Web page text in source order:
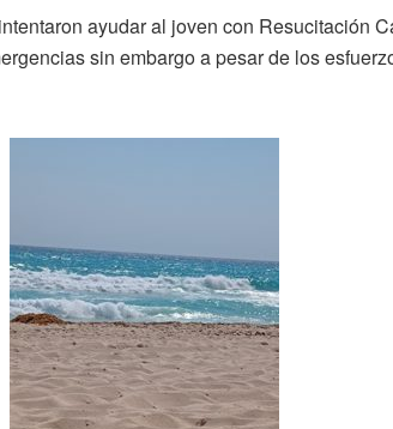
ayudar al joven con Resucitación
sin embargo a pesar de los